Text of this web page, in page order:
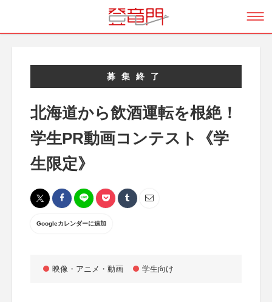
募集終了
北海道から飲酒運転を根絶！
学生PR動画コンテスト《学
生限定》
Googleカレンダーに追加
映像・アニメ・動画 学生向け